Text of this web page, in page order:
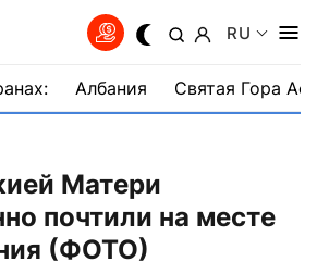
RU
Албания Святая Гора
Матери
почтили на месте
(ФОТО)